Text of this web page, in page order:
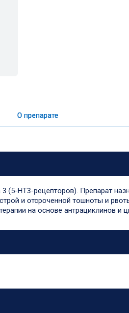
О препарате
3 (5-HT3-рецепторов). Препарат
и отсроченной тошноты и
на основе антрациклинов и